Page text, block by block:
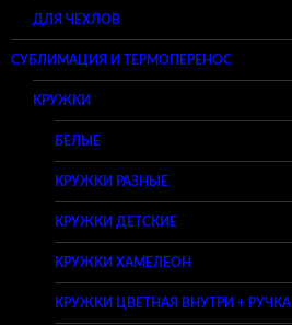
ДЛЯ ЧЕХЛОВ
СУБЛИМАЦИЯ И ТЕРМОПЕРЕНОС
КРУЖКИ
БЕЛЫЕ
КРУЖКИ РАЗНЫЕ
КРУЖКИ ДЕТСКИЕ
КРУЖКИ ХАМЕЛЕОН
КРУЖКИ ЦВЕТНАЯ ВНУТРИ + РУЧКА